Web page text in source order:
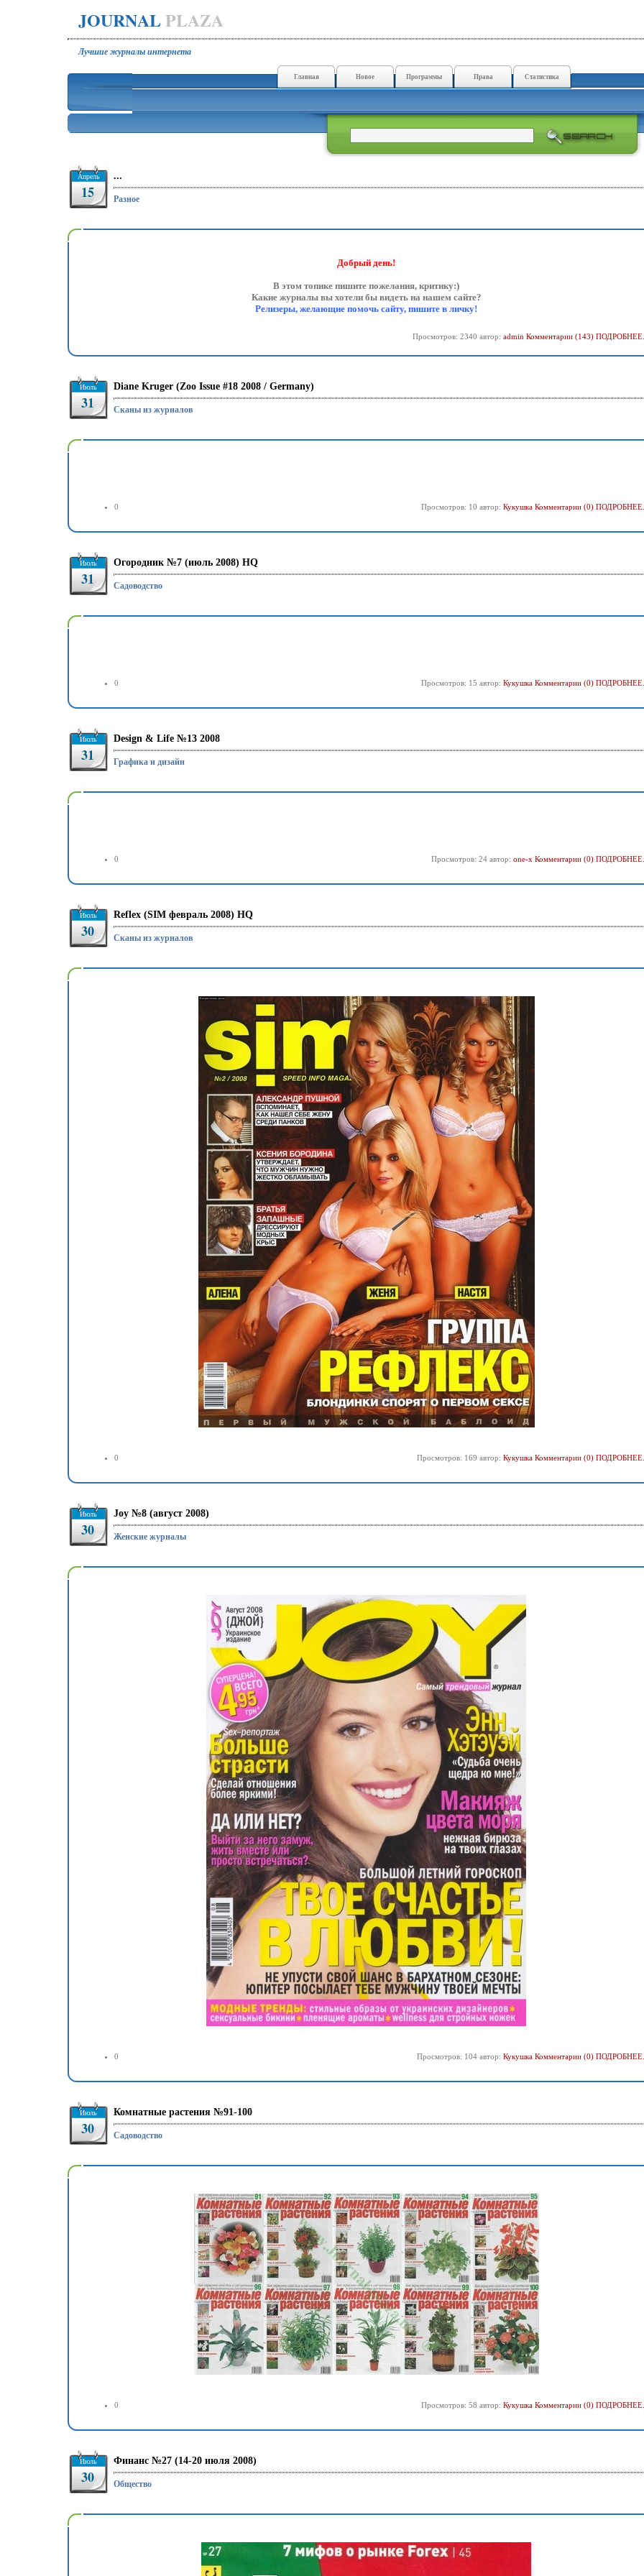
JOURNALPLAZA
Лучшие журналы интернета
Главная Новое Программы Права Статистика
Апрель
15
...
Разное
Добрый день!
В этом топике пишите пожелания, критику:)
Какие журналы вы хотели бы видеть на нашем сайте?
Релизеры, желающие помочь сайту, пишите в личку!
Просмотров: 2340 автор: admin Комментарии (143)
Июль
31
Diane Kruger (Zoo Issue #18 2008 / Germany)
Сканы из журналов
0 Просмотров: 10 автор: Кукушка Комментарии (0)
Июль
31
Огородник №7 (июль 2008) HQ
Садоводство
0 Просмотров: 15 автор: Кукушка Комментарии (0)
Июль
31
Design & Life №13 2008
Графика и дизайн
0 Просмотров: 24 автор: one-x Комментарии (0)
Июль
30
Reflex (SIM февраль 2008) HQ
Сканы из журналов
0 Просмотров: 169 автор: Кукушка Комментарии (0)
Июль
30
Joy №8 (август 2008)
Женские журналы
0 Просмотров: 104 автор: Кукушка Комментарии (0)
Июль
30
Комнатные растения №91-100
Садоводство
0 Просмотров: 58 автор: Кукушка Комментарии (0)
Июль
30
Финанс №27 (14-20 июля 2008)
Общество